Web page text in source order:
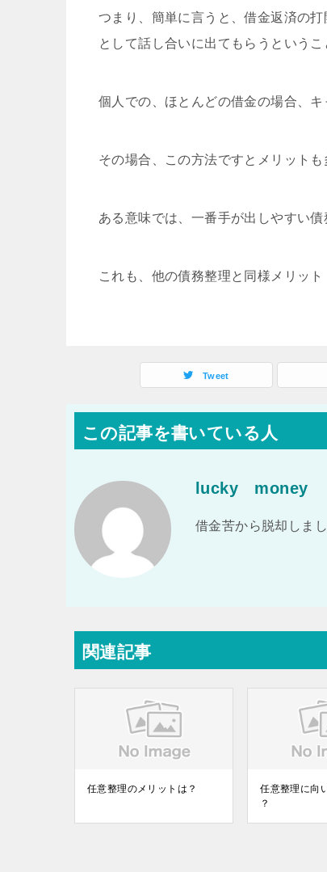
つまり、簡単に言うと、借金返済の
として話し合いに出てもらうというこ
個人での、ほとんどの借金の場合、
その場合、この方法ですとメリット
ある意味では、一番手が出しやすい債
これも、他の債務整理と同様メリッ
Tweet
この記事を書いている人
lucky money
借金苦から脱却しま
関連記事
任意整理のメリットは？
任意整理に向
？